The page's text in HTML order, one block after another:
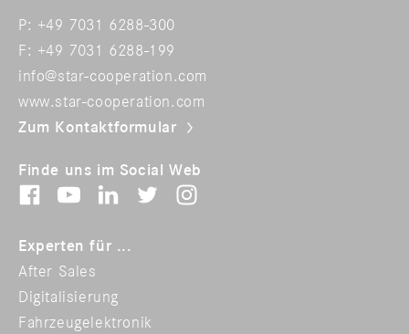
P: +49 7031 6288-300
F: +49 7031 6288-199
info@star-cooperation.com
www.star-cooperation.com
Zum Kontaktformular
Finde uns im Social Web
Experten für ...
After Sales
Digitalisierung
Fahrzeugelektronik